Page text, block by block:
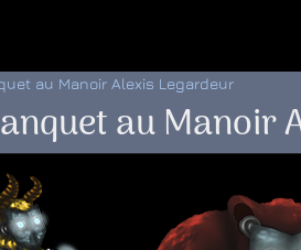
au Manoir Alexis Legardeur
au Manoir